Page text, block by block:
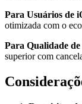
Para Usuários de
otimizada com o
Para Qualidade
superior com